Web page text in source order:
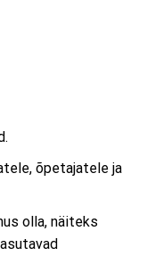
õpetajatele ja
olla, näiteks